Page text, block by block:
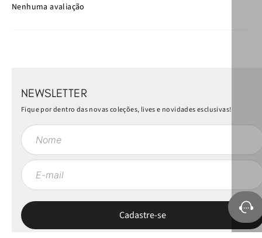
Nenhuma avaliação
NEWSLETTER
Fique por dentro das novas coleções, lives e novidades esclusivas!